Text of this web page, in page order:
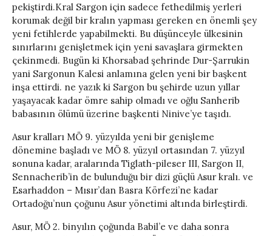
pekiştirdi.Kral Sargon için sadece fethedilmiş yerleri
korumak değil bir kralın yapması gereken en önemli şey
yeni fetihlerde yapabilmekti. Bu düşünceyle ülkesinin
sınırlarını genişletmek için yeni savaşlara girmekten
çekinmedi. Bugün ki Khorsabad şehrinde Dur-Şarrukin
yani Sargonun Kalesi anlamına gelen yeni bir başkent
inşa ettirdi. ne yazık ki Sargon bu şehirde uzun yıllar
yaşayacak kadar ömre sahip olmadı ve oğlu Sanherib
babasının ölümü üzerine başkenti Ninive’ye taşıdı.
Asur kralları MÖ 9. yüzyılda yeni bir genişleme
dönemine başladı ve MÖ 8. yüzyıl ortasından 7. yüzyıl
sonuna kadar, aralarında Tiglath-pileser III, Sargon II,
Sennacherib’in de bulunduğu bir dizi güçlü Asur kralı. ve
Esarhaddon – Mısır’dan Basra Körfezi’ne kadar
Ortadoğu’nun çoğunu Asur yönetimi altında birleştirdi.
Asur, MÖ 2. binyılın çoğunda Babil’e ve daha sonra